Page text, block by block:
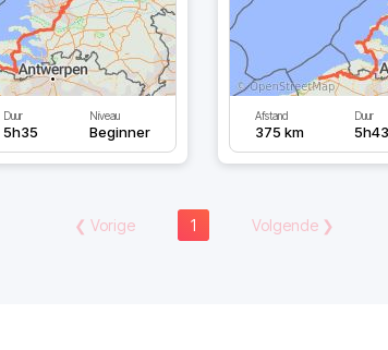
Duur
5h35
Niveau
Beginner
Afstand
375 km
Duur
5h43
❮ Vorige 1 Volgende❯